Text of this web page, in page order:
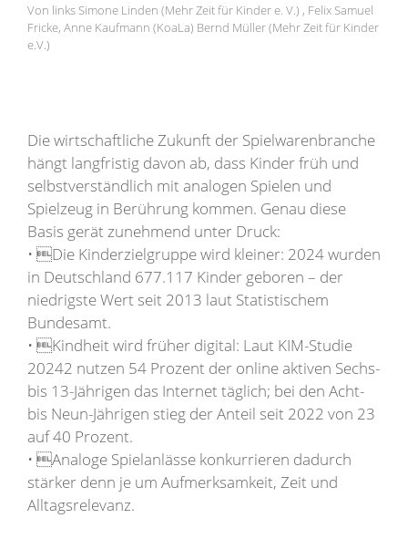
Von links Simone Linden (Mehr Zeit für Kinder e. V.) , Felix Samuel
Fricke, Anne Kaufmann (KoaLa) Bernd Müller (Mehr Zeit für Kinder
e.V.)
Die wirtschaftliche Zukunft der Spielwarenbranche
hängt langfristig davon ab, dass Kinder früh und
selbstverständlich mit analogen Spielen und
Spielzeug in Berührung kommen. Genau diese
Basis gerät zunehmend unter Druck:
• Die Kinderzielgruppe wird kleiner: 2024 wurden
in Deutschland 677.117 Kinder geboren – der
niedrigste Wert seit 2013 laut Statistischem
Bundesamt.
• Kindheit wird früher digital: Laut KIM-Studie
20242 nutzen 54 Prozent der online aktiven Sechs-
bis 13-Jährigen das Internet täglich; bei den Acht-
bis Neun-Jährigen stieg der Anteil seit 2022 von 23
auf 40 Prozent.
• Analoge Spielanlässe konkurrieren dadurch
stärker denn je um Aufmerksamkeit, Zeit und
Alltagsrelevanz.